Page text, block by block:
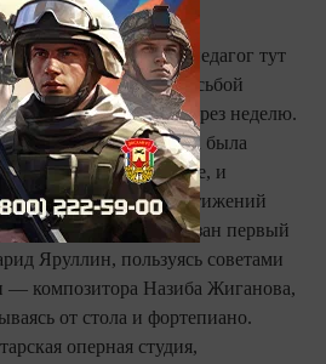
сцены.
удачными, что педагог тут
Ахмету Файзи с просьбой
было закончено через неделю.
на лето 1941 года была
искусства в Москве, и
в числе других достижений
будет показан первый
Яруллин, пользуясь советами
— композитора Назиба Жиганова,
от стола и фортепиано.
оперная студия,